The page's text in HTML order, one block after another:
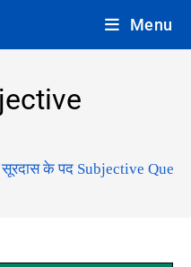
Menu
सूरदास के पद Subjective